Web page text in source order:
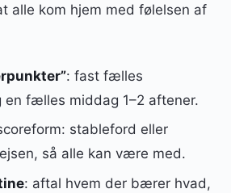
alle kom hjem med følelsen af
: fast fælles
en fælles middag 1–2 aftener.
stableford eller
så alle kan være med.
: aftal hvem der bærer hvad,